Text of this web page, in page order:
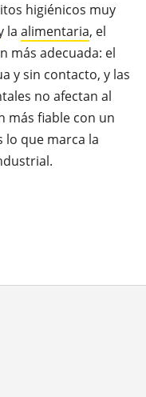
higiénicos muy
la alimentaria, el
más adecuada: el
y sin contacto, y las
no afectan al
más fiable con un
lo que marca la